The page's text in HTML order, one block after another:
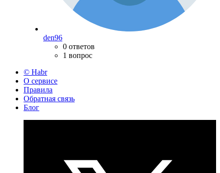
den96
0 ответов
1 вопрос
© Habr
О сервисе
Правила
Обратная связь
Блог